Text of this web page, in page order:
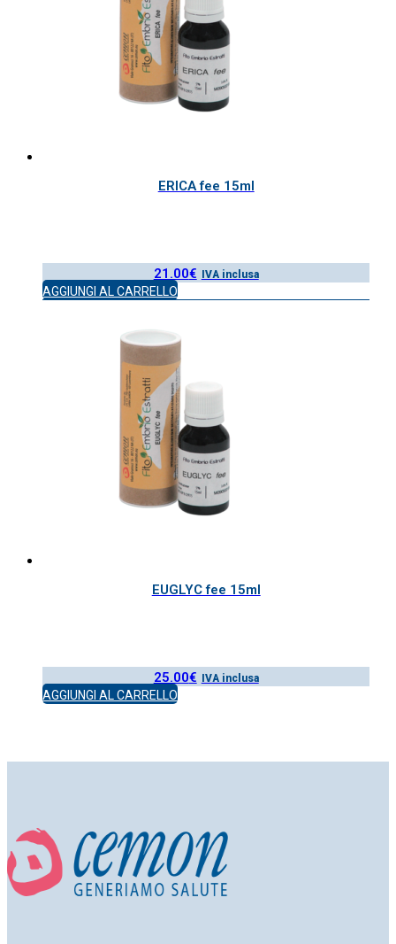
ERICA fee 15ml
21.00€ IVA inclusa
AGGIUNGI AL CARRELLO
EUGLYC fee 15ml
25.00€ IVA inclusa
AGGIUNGI AL CARRELLO